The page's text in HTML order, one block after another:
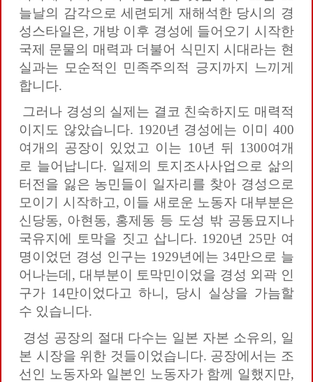
늘날의 감각으로 세련되게 재해석한 당시의 경
성스타일은, 개방 이후 경성에 들어오기 시작한
국제 문물의 매력과 더불어 식민지 시대라는 현
실과는 모순적인 민족주의적 긍지까지 느끼게
합니다.
그러나 경성의 실제는 결코 친숙하지도 매력적
이지도 않았습니다. 1920년 경성에는 이미 400
여개의 공장이 있었고 이는 10년 뒤 1300여개
로 늘어납니다. 일제의 토지조사사업으로 삶의
터전을 잃은 농민들이 일자리를 찾아 경성으로
모이기 시작하고, 이들 새로운 노동자 대부분은
신당동, 아현동, 홍제동 등 도성 밖 공동묘지나
국유지에 토막을 짓고 삽니다. 1920년 25만 여
명이었던 경성 인구는 1929년에는 34만으로 늘
어나는데, 대부분이 토막민이었을 경성 외곽 인
구가 14만이었다고 하니, 당시 실상을 가늠할
수 있습니다.
경성 공장의 절대 다수는 일본 자본 소유의, 일
본 시장을 위한 것들이었습니다. 공장에서는 조
선인 노동자와 일본인 노동자가 함께 일했지만,